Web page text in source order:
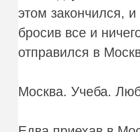
этом закончился,
бросив все и
отправился в
Москва. Учеба.